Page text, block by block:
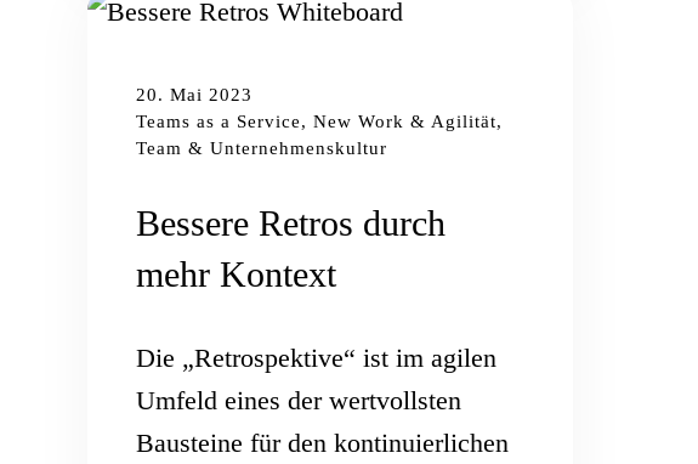
20. Mai 2023
Teams as a Service, New Work & Agilität,
Team & Unternehmenskultur
Bessere Retros durch
mehr Kontext
Die „Retrospektive“ ist im agilen
Umfeld eines der wertvollsten
Bausteine für den kontinuierlichen